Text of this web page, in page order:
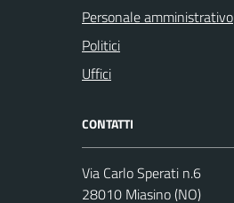
Personale amministrativo
Politici
Uffici
CONTATTI
Via Carlo Sperati n.6
28010 Miasino (NO)